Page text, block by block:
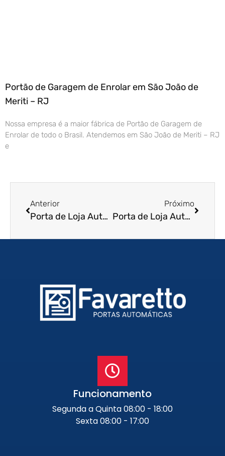
Portão de Garagem de Enrolar em São João de
Meriti – RJ
Nossa empresa é a maior fábrica de Portão de Garagem de
Enrolar de todo o Brasil. Atendemos em São João de Meriti – RJ
e
Anterior
Porta de Loja Automatica em Pirapozinho – SP
Próximo
Porta de Loja Automatica em Santa Cruz das Palmeiras – SP
Funcionamento
Segunda a Quinta 08:00 - 18:00
Sexta 08:00 - 17:00